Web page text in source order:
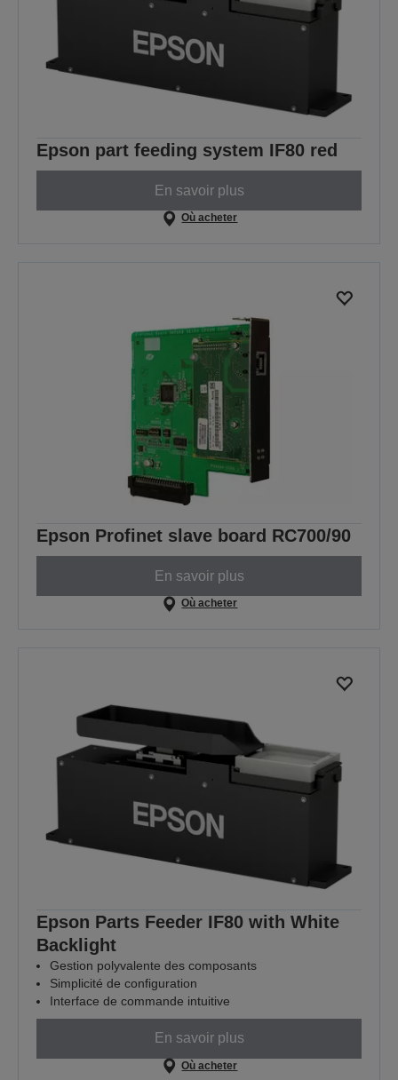
Epson part feeding system IF80 red
En savoir plus
Où acheter
Epson Profinet slave board RC700/90
En savoir plus
Où acheter
Epson Parts Feeder IF80 with White
Backlight
Gestion polyvalente des composants
Simplicité de configuration
Interface de commande intuitive
En savoir plus
Où acheter